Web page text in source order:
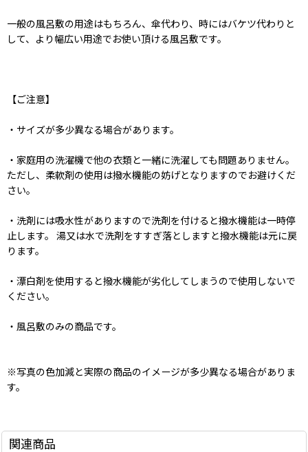
一般の風呂敷の用途はもちろん、傘代わり、時にはバケツ代わりと
して、より幅広い用途でお使い頂ける風呂敷です。
【ご注意】
・サイズが多少異なる場合があります。
・家庭用の洗濯機で他の衣類と一緒に洗濯しても問題ありません。
ただし、柔軟剤の使用は撥水機能の妨げとなりますのでお避けくだ
さい。
・洗剤には吸水性がありますので洗剤を付けると撥水機能は一時停
止します。 湯又は水で洗剤をすすぎ落としますと撥水機能は元に戻
ります。
・漂白剤を使用すると撥水機能が劣化してしまうので使用しないで
ください。
・風呂敷のみの商品です。
※写真の色加減と実際の商品のイメージが多少異なる場合がありま
す。
関連商品